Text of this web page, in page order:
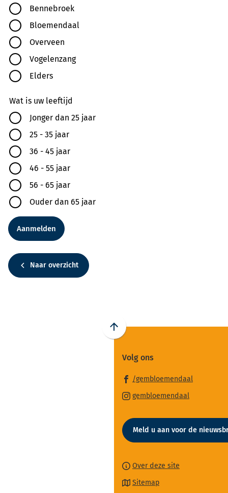
Bennebroek
Bloemendaal
Overveen
Vogelenzang
Elders
Wat is uw leeftijd
Jonger dan 25 jaar
25 - 35 jaar
36 - 45 jaar
46 - 55 jaar
56 - 65 jaar
Ouder dan 65 jaar
Aanmelden
Naar overzicht
Scroll
boven
het
begin
paginainhoud
Volg ons
/gembloemendaal
externe
website)
gembloemendaal
een
externe
website)
Meld u aan voor de
Over deze site
Sitemap